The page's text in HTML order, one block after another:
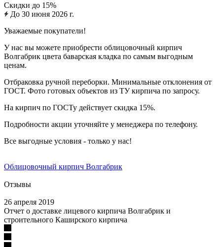
Скидки до 15%
До 30 июня 2026 г.
Уважаемые покупатели!
У нас вы можете приобрести облицовочный кирпич
Волгабрик цвета баварская кладка по самым выгодным
ценам.
Отбраковка ручной переборки. Минимальные отклонения от
ГОСТ. Фото готовых объектов из ТУ кирпича по запросу.
На кирпич по ГОСТу действует скидка 15%.
Подробности акции уточняйте у менеджера по телефону.
Все выгодные условия - только у нас!
Облицовочный кирпич Волгабрик
Отзывы
26 апреля 2019
Отчет о доставке лицевого кирпича Волгабрик и
строительного Каширского кирпича